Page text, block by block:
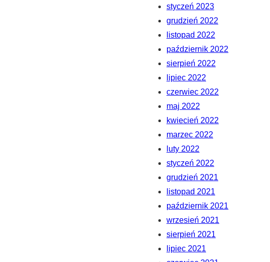
styczeń 2023
grudzień 2022
listopad 2022
październik 2022
sierpień 2022
lipiec 2022
czerwiec 2022
maj 2022
kwiecień 2022
marzec 2022
luty 2022
styczeń 2022
grudzień 2021
listopad 2021
październik 2021
wrzesień 2021
sierpień 2021
lipiec 2021